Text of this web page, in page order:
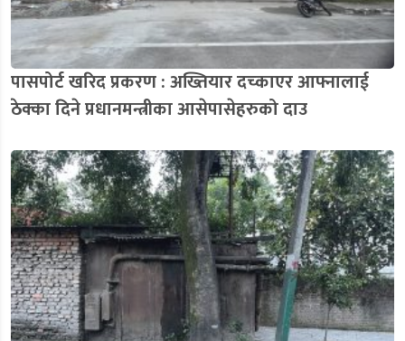
पासपोर्ट खरिद प्रकरण : अख्तियार दच्काएर आफ्नालाई
ठेक्का दिने प्रधानमन्त्रीका आसेपासेहरुको दाउ